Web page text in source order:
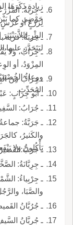
زيادةٍ ذَكَرَهَا
حَوْضِي كما بَيْنَ
ـ جِربَةُ:
لِزَرْعٍ أو
البِئْرِ لِئَلاَّ
ليَتَحَدَّرَ عليها
ـ جَربَةُ: قرية
ـ جِرابُ، ولا
ووِعاءُ
المُحَدِّثِ.
ـ جِرابُ مِنَ البِئْرِ: اتِّساعُها.
ـ أبو جِرابٍ:
ـ جُرَابُ:
ـ جَرَبَّةُ: جماعةُ
والكَثيرُ،
يَأْكُلونَ ولا
ـ
ـ جِرِبَّانَةُ:
ـ جِرْبِياءُ:
والصَّبَا،
ـ جُرُبَّانُ القَميصِ وجِرِبَّانُ: جَيْبُهُ.
ـ